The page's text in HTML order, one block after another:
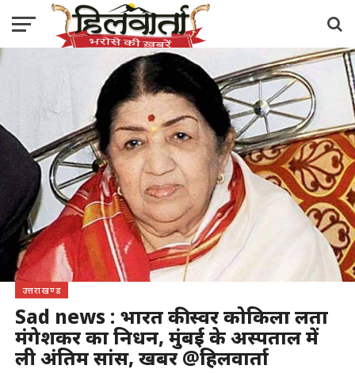
उत्तराखण्ड
Sad news : भारत की स्वर कोकिला लता
मंगेशकर का निधन, मुंबई के अस्पताल में
ली अंतिम सांस, खबर @हिलवार्ता